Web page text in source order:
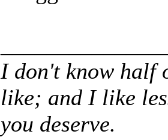
I don't know half
like; and I like
you deserve.